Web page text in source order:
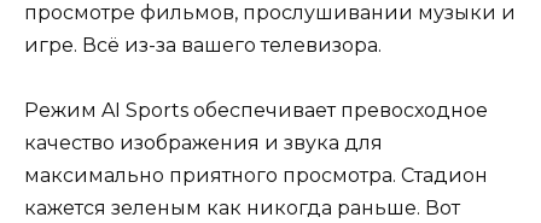
просмотре фильмов, прослушивании музыки и
игре. Всё из-за вашего телевизора.
Режим AI Sports обеспечивает превосходное
качество изображения и звука для
максимально приятного просмотра. Стадион
кажется зеленым как никогда раньше. Вот